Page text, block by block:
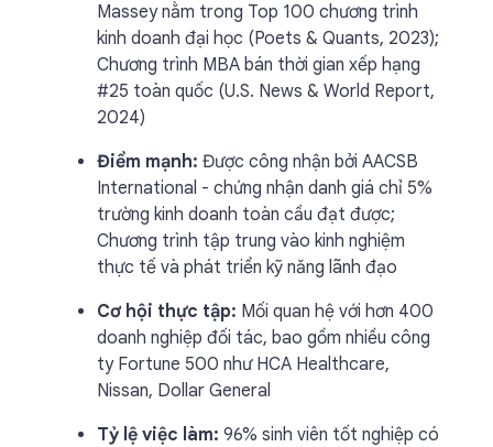
Massey nằm trong Top 100 chương trình
kinh doanh đại học (Poets & Quants, 2023);
Chương trình MBA bán thời gian xếp hạng
#25 toàn quốc (U.S. News & World Report,
2024)
Điểm mạnh: Được công nhận bởi AACSB
International - chứng nhận danh giá chỉ 5%
trường kinh doanh toàn cầu đạt được;
Chương trình tập trung vào kinh nghiệm
thực tế và phát triển kỹ năng lãnh đạo
Cơ hội thực tập: Mối quan hệ với hơn 400
doanh nghiệp đối tác, bao gồm nhiều công
ty Fortune 500 như HCA Healthcare,
Nissan, Dollar General
Tỷ lệ việc làm: 96% sinh viên tốt nghiệp có